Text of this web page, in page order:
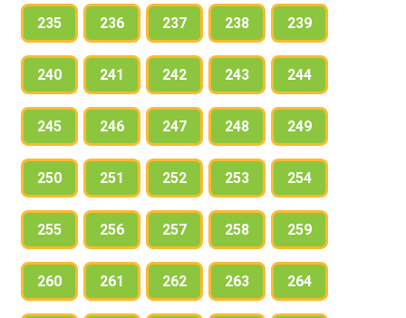
235 236 237 238 239
240 241 242 243 244
245 246 247 248 249
250 251 252 253 254
255 256 257 258 259
260 261 262 263 264